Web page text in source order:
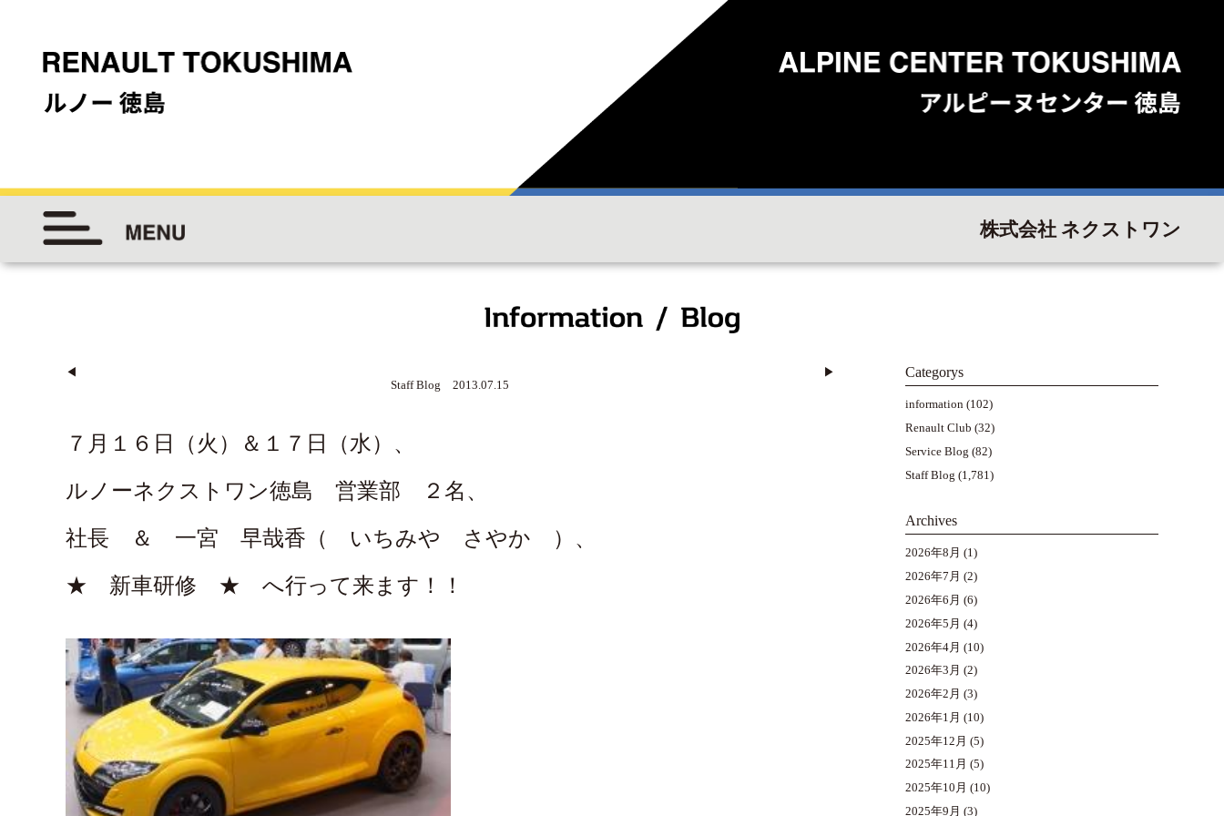
株式会社 ネクストワン
◀︎
Staff Blog 2013.07.15
▶︎
７月１６日（火）＆１７日（水）、
ルノーネクストワン徳島 営業部 ２名、
社長 ＆ 一宮 早哉香（ いちみや さやか ）、
★ 新車研修 ★ へ行って来ます！！
Categorys
information(102)
Renault Club (32)
Service Blog (82)
Staff Blog (1,781)
Archives
2026年8月 (1)
2026年7月 (2)
2026年6月 (6)
2026年5月 (4)
2026年4月 (10)
2026年3月 (2)
2026年2月 (3)
2026年1月 (10)
2025年12月 (5)
2025年11月 (5)
2025年10月 (10)
2025年9月 (3)